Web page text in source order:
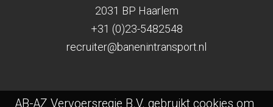
2031 BP Haarlem
+31 (0)23-5482548
recruiter@banenintransport.nl
AB-AZ Vervoersregie B.V. gebruikt cookies om